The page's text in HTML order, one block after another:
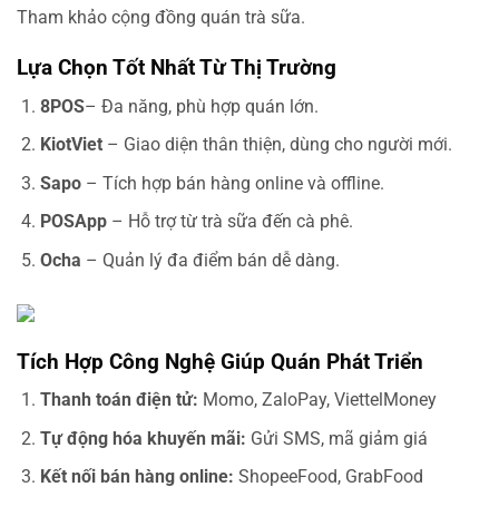
Tham khảo cộng đồng quán trà sữa.
Lựa Chọn Tốt Nhất Từ Thị Trường
8POS– Đa năng, phù hợp quán lớn.
KiotViet– Giao diện thân thiện, dùng cho người mới.
Sapo– Tích hợp bán hàng online và offline.
POSApp– Hỗ trợ từ trà sữa đến cà phê.
Ocha – Quản lý đa điểm bán dễ dàng.
Tích Hợp Công Nghệ Giúp Quán Phát Triển
Thanh toán điện tử: Momo, ZaloPay, ViettelMoney
Tự động hóa khuyến mãi: Gửi SMS, mã giảm giá
Kết nối bán hàng online: ShopeeFood, GrabFood